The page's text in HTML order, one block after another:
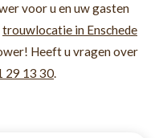
voor u en uw gasten
trouwlocatie in Enschede
Heeft u vragen over
29 13 30.